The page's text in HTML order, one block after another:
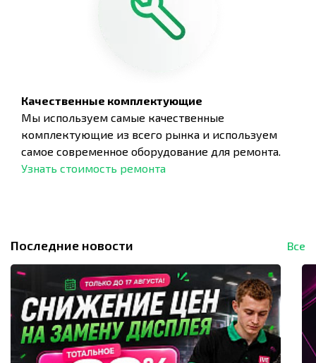
Качественные комплектующие
Мы используем самые качественные
комплектующие из всего рынка и используем
самое современное оборудование для ремонта.
Узнать стоимость ремонта
Последние новости Все